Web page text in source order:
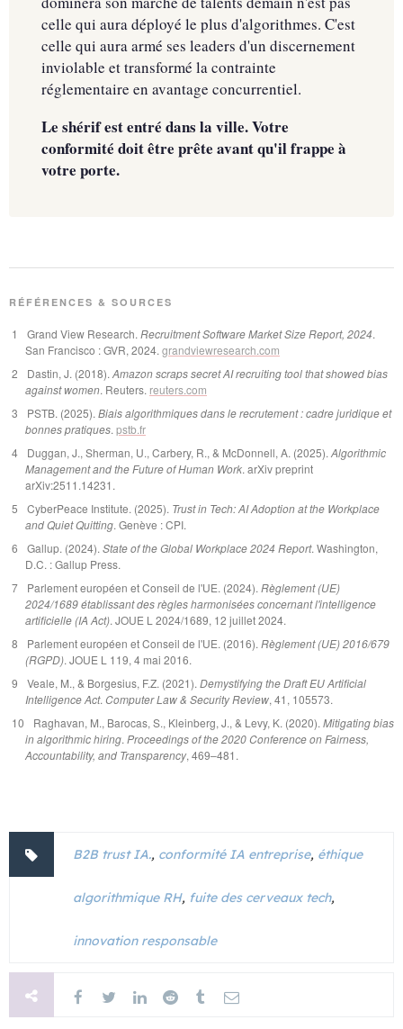
celle qui aura déployé le plus d'algorithmes. C'est
celle qui aura armé ses leaders d'un discernement
inviolable et transformé la contrainte
réglementaire en avantage concurrentiel.
Le shérif est entré dans la ville. Votre
conformité doit être prête avant qu'il frappe à
votre porte.
RÉFÉRENCES & SOURCES
Grand View Research. Recruitment Software Market Size Report, 2024.
San Francisco : GVR, 2024. grandviewresearch.com
Dastin, J. (2018). Amazon scraps secret AI recruiting tool that showed bias
against women. Reuters. reuters.com
PSTB. (2025). Biais algorithmiques dans le recrutement : cadre juridique et
bonnes pratiques. pstb.fr
Duggan, J., Sherman, U., Carbery, R., & McDonnell, A. (2025). Algorithmic
Management and the Future of Human Work. arXiv preprint
arXiv:2511.14231.
CyberPeace Institute. (2025). Trust in Tech: AI Adoption at the Workplace
and Quiet Quitting. Genève : CPI.
Gallup. (2024). State of the Global Workplace 2024 Report. Washington,
D.C. : Gallup Press.
Parlement européen et Conseil de l'UE. (2024). Règlement (UE)
2024/1689 établissant des règles harmonisées concernant l'intelligence
artificielle (IA Act). JOUE L 2024/1689, 12 juillet 2024.
Parlement européen et Conseil de l'UE. (2016). Règlement (UE) 2016/679
(RGPD). JOUE L 119, 4 mai 2016.
Veale, M., & Borgesius, F.Z. (2021). Demystifying the Draft EU Artificial
Intelligence Act. Computer Law & Security Review, 41, 105573.
Raghavan, M., Barocas, S., Kleinberg, J., & Levy, K. (2020). Mitigating bias
in algorithmic hiring. Proceedings of the 2020 Conference on Fairness,
Accountability, and Transparency, 469–481.
B2B trust IA., conformité IA entreprise, éthique
algorithmique RH, fuite des cerveaux tech,
innovation responsable